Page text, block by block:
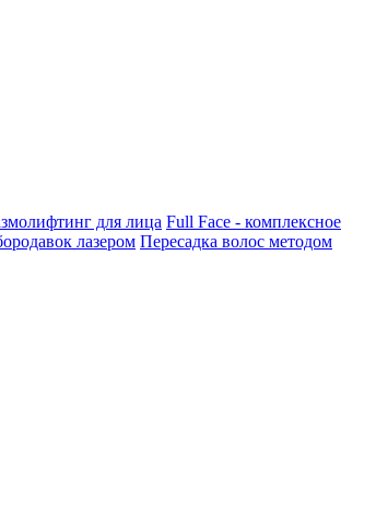
для лица Full Face - комплексное
лазером Пересадка волос методом